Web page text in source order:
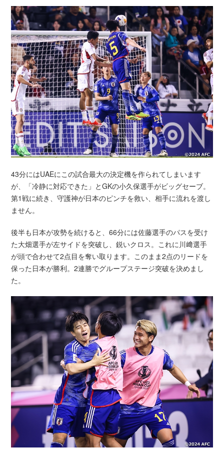
43分にはUAEにこの試合最大の決定機を作られてしまいます
が、「冷静に対応できた」とGKの小久保選手がビッグセーブ。
第1戦に続き、守護神が日本のピンチを救い、相手に流れを渡し
ません。
後半も日本が攻勢を続けると、66分には佐藤選手のパスを受け
た大畑選手が左サイドを突破し、鋭いクロス。これに川﨑選手
が頭で合わせて2点目を奪い取ります。このまま2点のリードを
保った日本が勝利。2連勝でグループステージ突破を決めまし
た。